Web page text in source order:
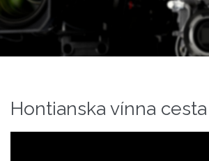
Hontianska vínna cesta